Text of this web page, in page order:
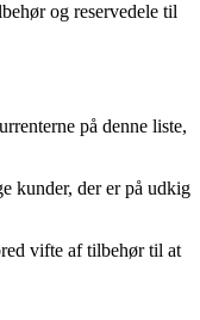
og reservedele til
på denne liste,
kunder, der er på udkig
vifte af tilbehør til at